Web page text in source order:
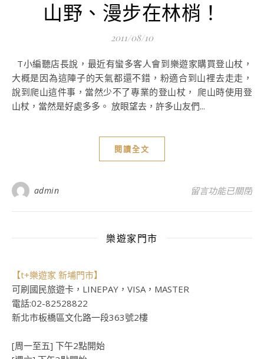
山野、漫步在林梢！
2011/08/10
T小編聽店長說，最近有蠻多客人會到樂遊家購買登山杖，
大概是因為這陣子的天氣都還不錯，粉適合到山裡去走走，
說到爬山這件事，當然少不了專業的登山杖， 爬山時使用登
山杖，當然是好處多多。 放眼望去，許多山友們...
閱讀全文
admin 在〈選對登山杖
留言功能已關閉
樂遊家門市
【t+樂遊家 新埔門市】
可刷國民旅遊卡，LINEPAY，VISA，MASTER
電話:02-82528822
新北市板橋區文化路一段363號2樓
[周一至五] 下午2點開始